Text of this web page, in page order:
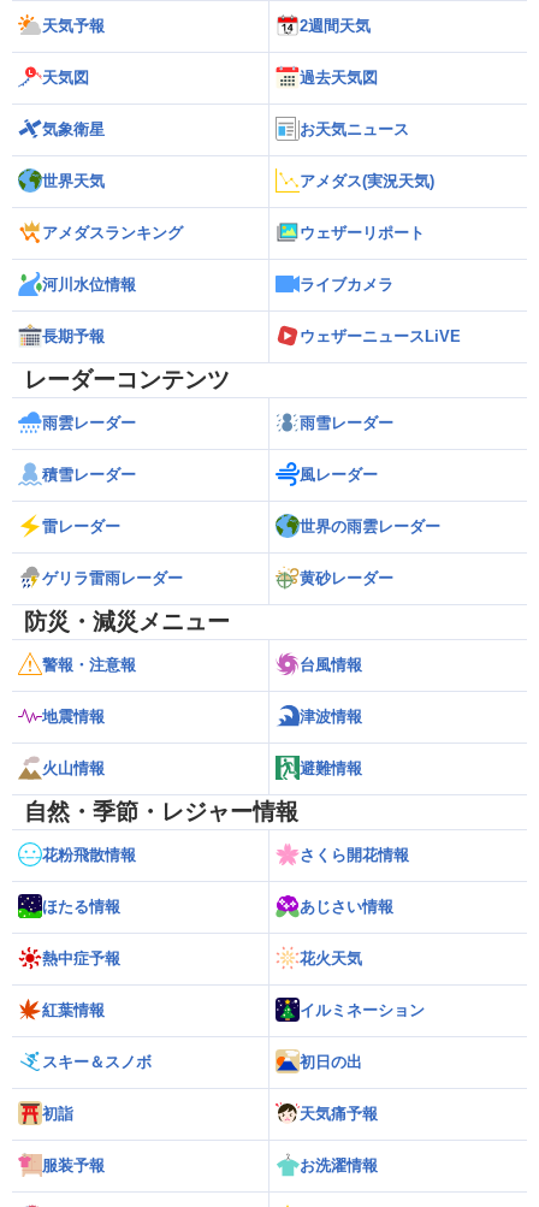
天気予報 2週間天気
天気図 過去天気図
気象衛星 お天気ニュース
世界天気 アメダス(実況天気)
アメダスランキング ウェザーリポート
河川水位情報 ライブカメラ
長期予報 ウェザーニュースLiVE
レーダーコンテンツ
雨雲レーダー 雨雪レーダー
積雪レーダー 風レーダー
雷レーダー 世界の雨雲レーダー
ゲリラ雷雨レーダー 黄砂レーダー
防災・減災メニュー
警報・注意報 台風情報
地震情報 津波情報
火山情報 避難情報
自然・季節・レジャー情報
花粉飛散情報 さくら開花情報
ほたる情報 あじさい情報
熱中症予報 花火天気
紅葉情報 イルミネーション
スキー＆スノボ 初日の出
初詣 天気痛予報
服装予報 お洗濯情報